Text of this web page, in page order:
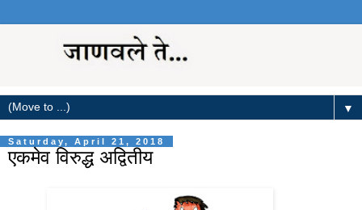
▼
Saturday, April 21, 2018
एकमेव विरुद्ध अद्वितीय